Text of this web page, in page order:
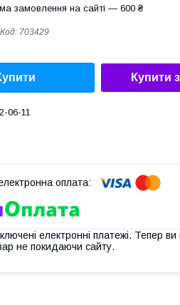
замовлення на сайті — 600 ₴
Код: 703429
Купити з
06-11
електронні платежі. Тепер
не покидаючи сайту.